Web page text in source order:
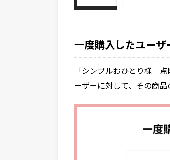
一度購入したユーザ
「シンプルおひとり様一
ーザーに対して、その商品